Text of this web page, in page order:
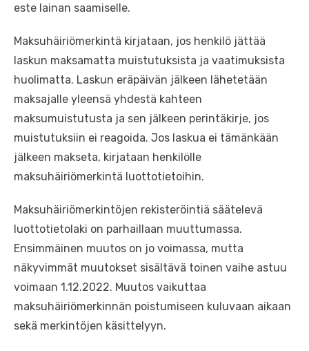
este lainan saamiselle.
Maksuhäiriömerkintä kirjataan, jos henkilö jättää
laskun maksamatta muistutuksista ja vaatimuksista
huolimatta. Laskun eräpäivän jälkeen lähetetään
maksajalle yleensä yhdestä kahteen
maksumuistutusta ja sen jälkeen perintäkirje, jos
muistutuksiin ei reagoida. Jos laskua ei tämänkään
jälkeen makseta, kirjataan henkilölle
maksuhäiriömerkintä luottotietoihin.
Maksuhäiriömerkintöjen rekisteröintiä säätelevä
luottotietolaki on parhaillaan muuttumassa.
Ensimmäinen muutos on jo voimassa, mutta
näkyvimmät muutokset sisältävä toinen vaihe astuu
voimaan 1.12.2022. Muutos vaikuttaa
maksuhäiriömerkinnän poistumiseen kuluvaan aikaan
sekä merkintöjen käsittelyyn.